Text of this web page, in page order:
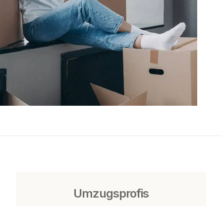
Umzugsprofis